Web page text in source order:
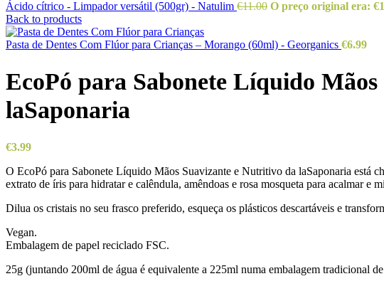
Linha Homem
Stock Off
MAIS VENDIDOS
Sérum Eco-
fermentado
Escova de
Dentes Bambu -
Cabo Plano
Adulto -
Humble
O preço
€1.99.€1.80 O
Ácido cítrico - Limpador versátil (500gr) - Natulim €11.00 O preço original era:
Back to products
Pasta de Dentes Com Flúor para Crianças – Morango (60ml) - Georganics €6.99
EcoPó para Sabonete Líquido
laSaponaria
€3.99
O EcoPó para Sabonete Líquido Mãos Suavizante e Nutritivo da laSaponaria está
extrato de íris para hidratar e calêndula, amêndoas e rosa mosqueta para acalmar e
Dilua os cristais no seu frasco preferido, esqueça os plásticos descartáveis e
Vegan.
Embalagem de papel reciclado FSC.
25g (juntando 200ml de água é equivalente a 225ml numa embalagem tradicional